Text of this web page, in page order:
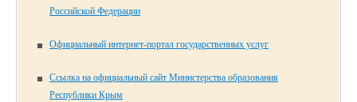
Российской Федерации
Официальный интернет-портал государственных услуг
Ссылка на официальный сайт Министерства образования
Республики Крым